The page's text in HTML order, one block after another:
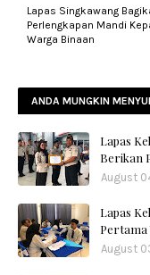
Lapas Singkawang
Perlengkapan Mandi
Warga Binaan
ANDA MUNGKIN
Lapas
Berikan
August
Lapas
Pertama
August